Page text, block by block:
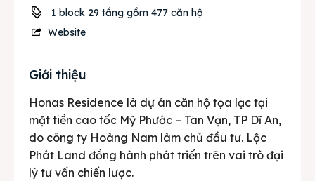
1 block 29 tầng gồm 477 căn hộ
Website
Giới thiệu
Honas Residence là dự án căn hộ tọa lạc tại
mặt tiền cao tốc Mỹ Phước – Tân Vạn, TP Dĩ An,
do công ty Hoàng Nam làm chủ đầu tư. Lộc
Phát Land đồng hành phát triển trên vai trò đại
lý tư vấn chiến lược.